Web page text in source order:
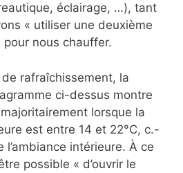
éclairage, …), tant
« utiliser une deuxième
nous chauffer.
rafraîchissement, la
ci-dessus montre
lorsque la
est entre 14 et 22°C, c.-
intérieure. À ce
possible « d’ouvrir le